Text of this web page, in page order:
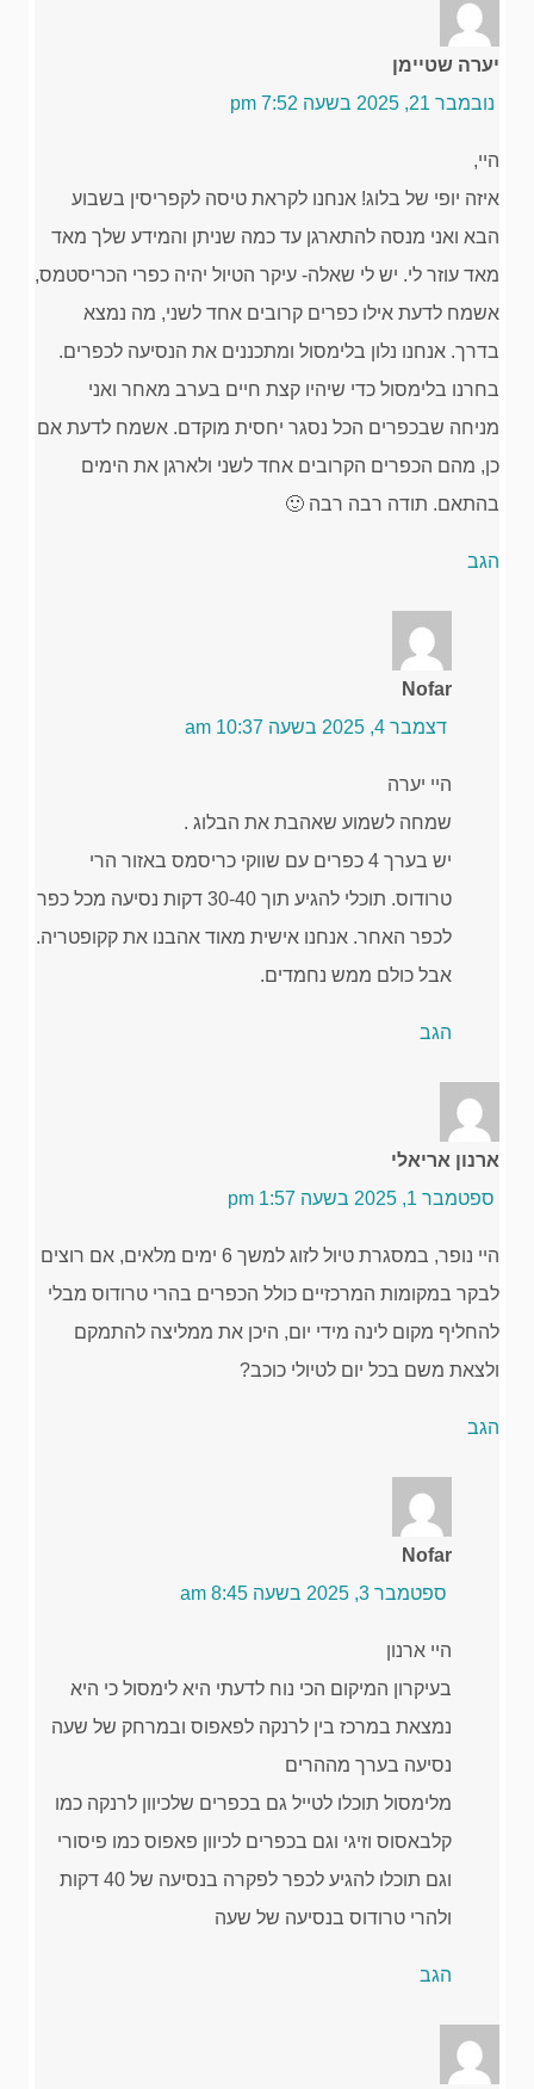
יערה שטיימן
נובמבר 21, 2025 בשעה 7:52 pm
היי,
איזה יופי של בלוג! אנחנו לקראת טיסה לקפריסין בשבוע
הבא ואני מנסה להתארגן עד כמה שניתן והמידע שלך מאד
מאד עוזר לי. יש לי שאלה- עיקר הטיול יהיה כפרי הכריסטמס,
אשמח לדעת אילו כפרים קרובים אחד לשני, מה נמצא
בדרך. אנחנו נלון בלימסול ומתכננים את הנסיעה לכפרים.
בחרנו בלימסול כדי שיהיו קצת חיים בערב מאחר ואני
מניחה שבכפרים הכל נסגר יחסית מוקדם. אשמח לדעת אם
כן, מהם הכפרים הקרובים אחד לשני ולארגן את הימים
בהתאם. תודה רבה רבה 🙂
הגב
Nofar
דצמבר 4, 2025 בשעה 10:37 am
היי יערה
שמחה לשמוע שאהבת את הבלוג .
יש בערך 4 כפרים עם שווקי כריסמס באזור הרי
טרודוס. תוכלי להגיע תוך 30-40 דקות נסיעה מכל כפר
לכפר האחר. אנחנו אישית מאוד אהבנו את קקופטריה.
אבל כולם ממש נחמדים.
הגב
ארנון אריאלי
ספטמבר 1, 2025 בשעה 1:57 pm
היי נופר, במסגרת טיול לזוג למשך 6 ימים מלאים, אם רוצים
לבקר במקומות המרכזיים כולל הכפרים בהרי טרודוס מבלי
להחליף מקום לינה מידי יום, היכן את ממליצה להתמקם
ולצאת משם בכל יום לטיולי כוכב?
הגב
Nofar
ספטמבר 3, 2025 בשעה 8:45 am
היי ארנון
בעיקרון המיקום הכי נוח לדעתי היא לימסול כי היא
נמצאת במרכז בין לרנקה לפאפוס ובמרחק של שעה
נסיעה בערך מההרים
מלימסול תוכלו לטייל גם בכפרים שלכיוון לרנקה כמו
קלבאסוס וזיגי וגם בכפרים לכיוון פאפוס כמו פיסורי
וגם תוכלו להגיע לכפר לפקרה בנסיעה של 40 דקות
ולהרי טרודוס בנסיעה של שעה
הגב